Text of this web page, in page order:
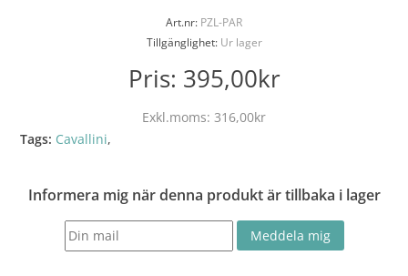
Art.nr: PZL-PAR
Tillgänglighet:Ur lager
Pris: 395,00kr
Exkl.moms: 316,00kr
Tags: Cavallini,
Informera mig när denna produkt är tillbaka i lager